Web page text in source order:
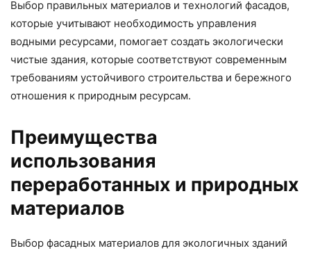
Выбор правильных материалов и технологий фасадов,
которые учитывают необходимость управления
водными ресурсами, помогает создать экологически
чистые здания, которые соответствуют современным
требованиям устойчивого строительства и бережного
отношения к природным ресурсам.
Преимущества
использования
переработанных и природных
материалов
Выбор фасадных материалов для экологичных зданий